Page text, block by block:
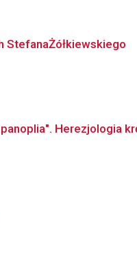
StefanaŻółkiewskiego
Herezjologia